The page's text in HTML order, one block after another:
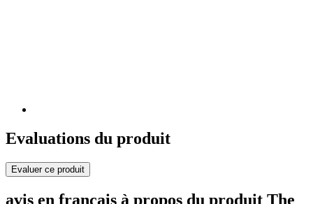
Evaluations du produit
Evaluer ce produit
avis en français à propos du produit The